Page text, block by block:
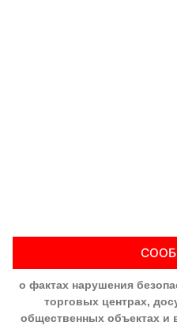
о фактах нарушения
торговых центрах,
общественных объектах и